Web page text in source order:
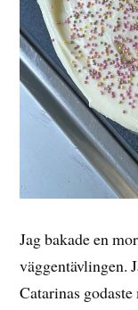
Jag bakade en
väggentävlingen.
Catarinas